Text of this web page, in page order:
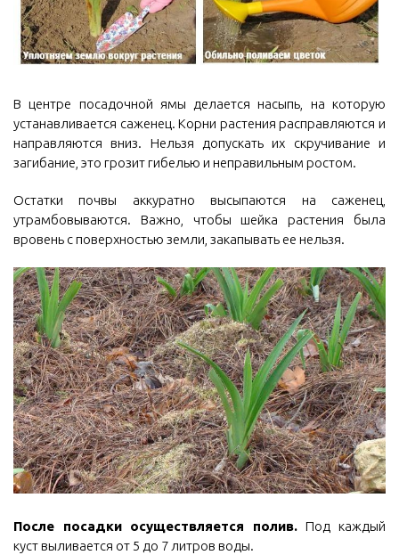
В центре посадочной ямы делается насыпь, на которую
устанавливается саженец. Корни растения расправляются и
направляются вниз. Нельзя допускать их скручивание и
загибание, это грозит гибелью и неправильным ростом.
Остатки почвы аккуратно высыпаются на саженец,
утрамбовываются. Важно, чтобы шейка растения была
вровень с поверхностью земли, закапывать ее нельзя.
После посадки осуществляется полив.Под каждый
куст выливается от 5 до 7 литров воды.